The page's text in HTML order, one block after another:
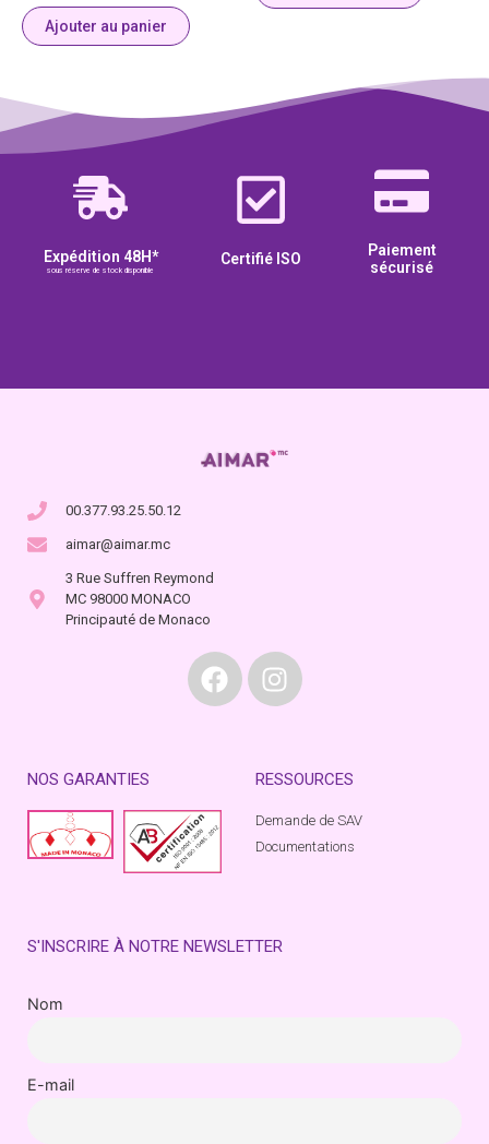
Ajouter au panier
Expédition 48H*
sous réserve de stock disponible
Certifié ISO
Paiement
sécurisé
00.377.93.25.50.12
aimar@aimar.mc
3 Rue Suffren Reymond
MC 98000 MONACO
Principauté de Monaco
NOS GARANTIES RESSOURCES
Demande de SAV
Documentations
S'INSCRIRE À NOTRE NEWSLETTER
Nom
E-mail